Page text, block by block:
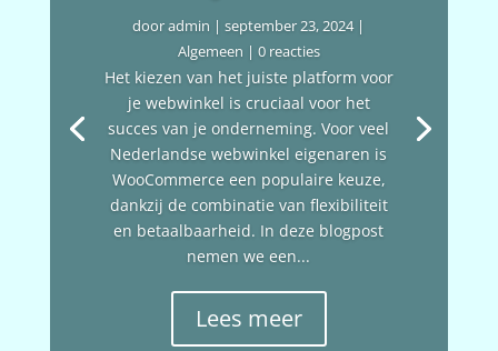
dooradmin |september 23, 2024|
Algemeen | 0 reacties
Het kiezen van het juiste platform voor
je webwinkel is cruciaal voor het
succes van je onderneming. Voor veel
Nederlandse webwinkel eigenaren is
WooCommerce een populaire keuze,
dankzij de combinatie van flexibiliteit
en betaalbaarheid. In deze blogpost
nemen we een...
Lees meer